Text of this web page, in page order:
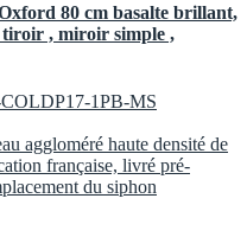
80 cm basalte brillant,
tiroir , miroir simple ,
1PB-MS
aggloméré haute densité de
française, livré pré-
du siphon